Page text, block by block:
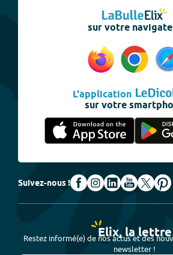
sur votre
L'application
sur votre
Suivez-nous !
Elix, la lettre
Restez informé(e) de nos actus et des
newsletter !